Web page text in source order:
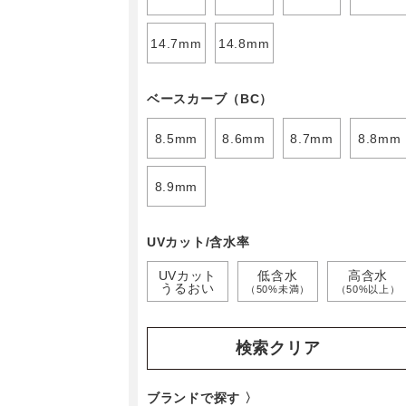
14.7mm 14.8mm
ベースカーブ（BC）
8.5mm 8.6mm 8.7mm 8.8mm
8.9mm
UVカット/含水率
UVカット
うるおい
低含水
（50%未満）
高含水
（50%以上）
検索クリア
ブランドで探す 〉